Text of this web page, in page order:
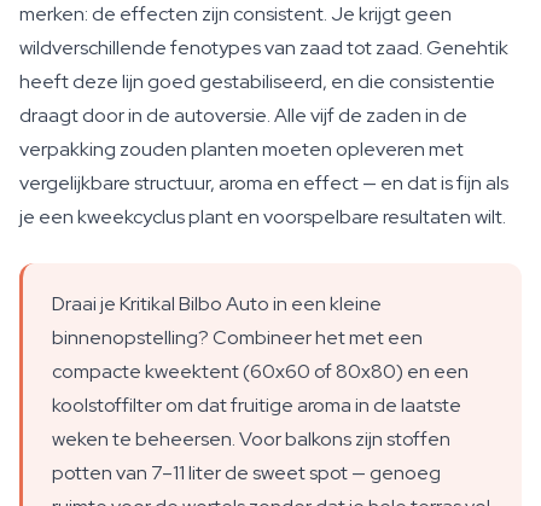
merken: de effecten zijn consistent. Je krijgt geen
wildverschillende fenotypes van zaad tot zaad. Genehtik
heeft deze lijn goed gestabiliseerd, en die consistentie
draagt door in de autoversie. Alle vijf de zaden in de
verpakking zouden planten moeten opleveren met
vergelijkbare structuur, aroma en effect — en dat is fijn als
je een kweekcyclus plant en voorspelbare resultaten wilt.
Draai je Kritikal Bilbo Auto in een kleine
binnenopstelling? Combineer het met een
compacte kweektent (60x60 of 80x80) en een
koolstoffilter om dat fruitige aroma in de laatste
weken te beheersen. Voor balkons zijn stoffen
potten van 7–11 liter de sweet spot — genoeg